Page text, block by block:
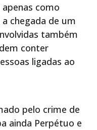
como
chegada de um
também
conter
ligadas ao
pelo crime de
ainda Perpétuo e